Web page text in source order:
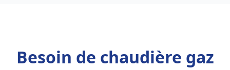
Besoin de chaudière gaz